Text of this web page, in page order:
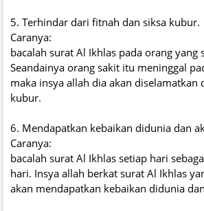
5. Terhindar dari fitnah dan siksa kubur.
Caranya:
bacalah surat Al Ikhlas pada orang yang
Seandainya orang sakit itu meninggal
maka insya allah dia akan diselamatkan
kubur.
6. Mendapatkan kebaikan didunia dan
Caranya:
bacalah surat Al Ikhlas setiap hari
hari. Insya allah berkat surat Al Ikhlas
akan mendapatkan kebaikan didunia